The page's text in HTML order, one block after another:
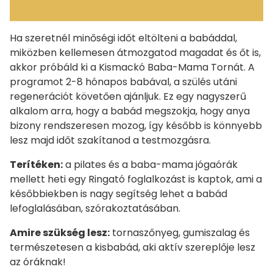
Ha szeretnél minőségi időt eltölteni a babáddal,
miközben kellemesen átmozgatod magadat és őt is,
akkor próbáld ki a Kismackó Baba-Mama Tornát. A
programot 2-8 hónapos babával, a szülés utáni
regenerációt követően ajánljuk. Ez egy nagyszerű
alkalom arra, hogy a babád megszokja, hogy anya
bizony rendszeresen mozog, így később is könnyebb
lesz majd időt szakítanod a testmozgásra.
Terítéken:a pilates és a baba-mama jógaórák
mellett heti egy Ringató foglalkozást is kaptok, ami a
későbbiekben is nagy segítség lehet a babád
lefoglalásában, szórakoztatásában.
Amire szükség lesz: tornaszőnyeg, gumiszalag és
természetesen a kisbabád, aki aktív szereplője lesz
az óráknak!